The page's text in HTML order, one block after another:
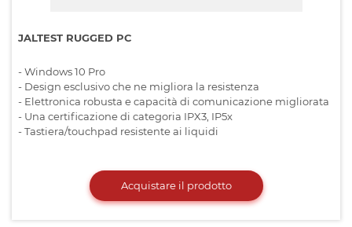
JALTEST RUGGED PC
- Windows 10 Pro
- Design esclusivo che ne migliora la resistenza
- Elettronica robusta e capacità di comunicazione migliorata
- Una certificazione di categoria IPX3, IP5x
- Tastiera/touchpad resistente ai liquidi
Acquistare il prodotto